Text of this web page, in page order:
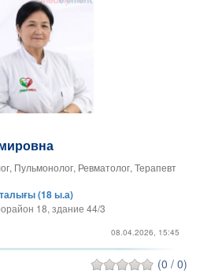
Пульмонолог, Ревматолог, Терапевт
(18 ы.а)
18, здание 44/3
08.04.2026, 15:45
(0 / 0)